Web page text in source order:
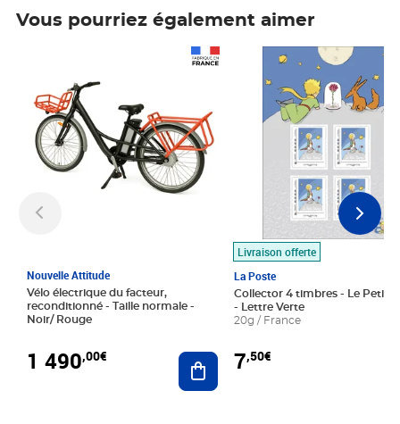
Vous pourriez également aimer
Nouvelle Attitude
Vélo électrique du facteur,
reconditionné - Taille normale -
Noir/ Rouge
1 490,00€ Ajouter au panier
Livraison offerte
La Poste
Collector 4 timbres - Le Petit
- Lettre Verte
20g / France
7,50€
Prix 7,50€